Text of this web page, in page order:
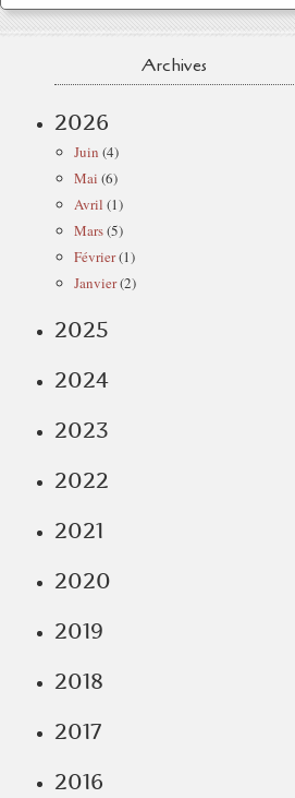
Archives
2026
Juin (4)
Mai (6)
Avril (1)
Mars(5)
Février(1)
Janvier(2)
2025
2024
2023
2022
2021
2020
2019
2018
2017
2016